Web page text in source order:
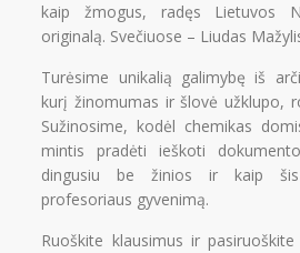
kaip žmogus, radęs Lietuvos
originalą. Svečiuose – Liudas
Turėsime unikalią galimybę iš
kurį žinomumas ir šlovė užklupo,
Sužinosime, kodėl chemikas
mintis pradėti ieškoti
dingusiu be žinios ir kaip šis
profesoriaus gyvenimą.
Ruoškite klausimus ir